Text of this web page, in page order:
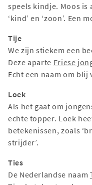
speels kindje. Moos is
‘kind’ en ‘zoon’. Een
Tije
We zijn stiekem een
Deze aparte Friese
Echt een naam om blij
Loek
Als het gaat om
echte topper. Loek
betekenissen, zoals
strijder’.
Ties
De Nederlandse naam